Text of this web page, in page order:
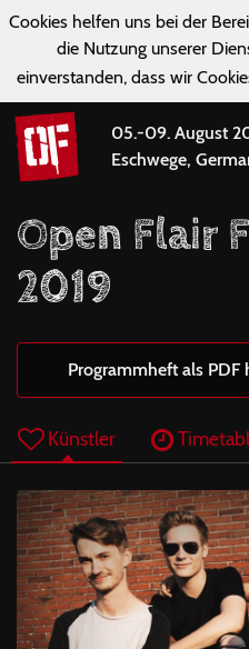
Cookies helfen uns bei der
die Nutzung unserer
einverstanden, dass wir
05.-09. August
Eschwege,
Open Flair
2019
Programmheft als PDF
Künstler